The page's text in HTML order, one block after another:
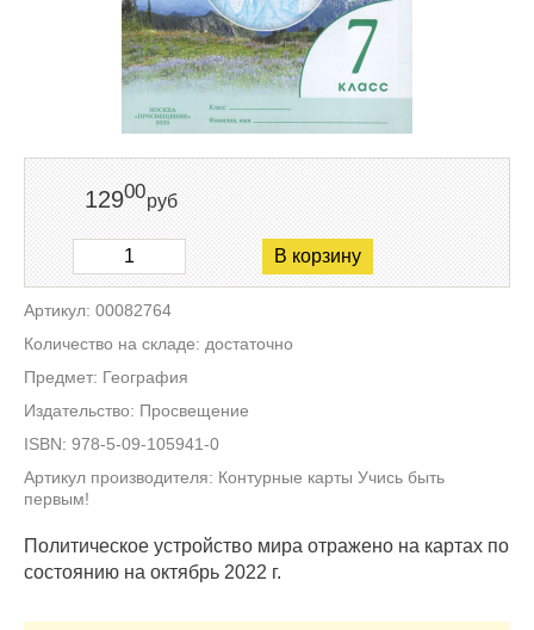
12900руб
В корзину
Артикул: 00082764
Количество на складе: достаточно
Предмет: География
Издательство: Просвещение
ISBN: 978-5-09-105941-0
Артикул производителя: Контурные карты Учись быть
первым!
Политическое устройство мира отражено на картах по
состоянию на октябрь 2022 г.